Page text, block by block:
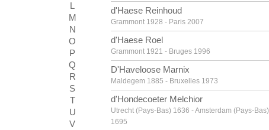
L
M
N
O
P
Q
R
S
T
U
V
d'Haese Reinhoud
Grammont 1928 - Paris 2007
d'Haese Roel
Grammont 1921 - Bruges 1996
D'Haveloose Marnix
Maldegem 1885 - Bruxelles 1973
d'Hondecoeter Melchior
Utrecht (Pays-Bas) 1636 - Amsterdam (Pays-Bas)
1695